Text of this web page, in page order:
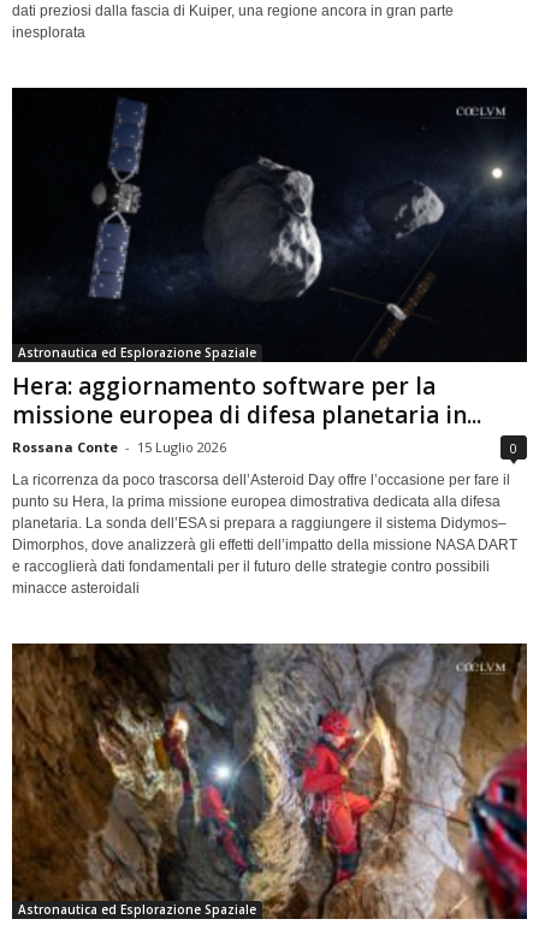
dati preziosi dalla fascia di Kuiper, una regione ancora in gran parte
inesplorata
Astronautica ed Esplorazione Spaziale
Hera: aggiornamento software per la
missione europea di difesa planetaria in...
Rossana Conte - 15 Luglio 2026 0
La ricorrenza da poco trascorsa dell’Asteroid Day offre l’occasione per fare il
punto su Hera, la prima missione europea dimostrativa dedicata alla difesa
planetaria. La sonda dell’ESA si prepara a raggiungere il sistema Didymos–
Dimorphos, dove analizzerà gli effetti dell’impatto della missione NASA DART
e raccoglierà dati fondamentali per il futuro delle strategie contro possibili
minacce asteroidali
Astronautica ed Esplorazione Spaziale